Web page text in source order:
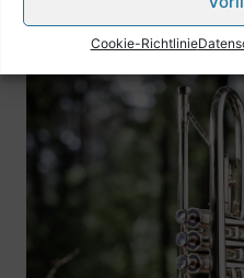
Cookie-Richtlinie